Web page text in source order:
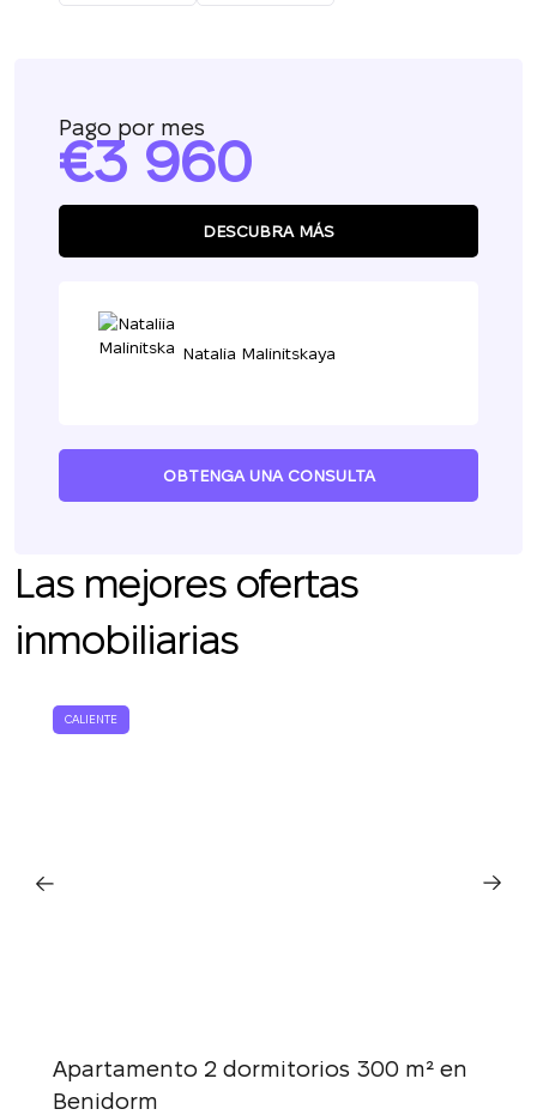
Pago por mes
3 960
DESCUBRA MÁS
Natalia Malinitskaya
OBTENGA UNA CONSULTA
Las mejores ofertas
inmobiliarias
CALIENTE
Apartamento 2 dormitorios 300 m² en
Benidorm
¡Gracias!
Le devolveremos la
llamada
Deje sus datos de contacto y nos pondremos
en contacto con usted en breve.